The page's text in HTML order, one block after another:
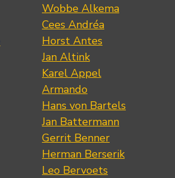
Wobbe Alkema
Cees Andréa
Horst Antes
Jan Altink
Karel Appel
Armando
Hans von Bartels
Jan Battermann
Gerrit Benner
Herman Berserik
Leo Bervoets